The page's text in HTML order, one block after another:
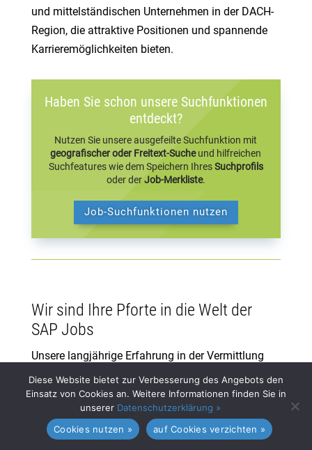
und mittelständischen Unternehmen in der DACH-
Region, die attraktive Positionen und spannende
Karrieremöglichkeiten bieten.
Haben Sie schon unsere Suchfunktionen
entdeckt?
Nutzen Sie unsere ausgefeilte Suchfunktion mit
geografischer oder Freitext-Sucheund hilfreichen
Suchfeatures wie dem Speichern IhresSuchprofils
oder derJob-Merkliste.
Job-Suchfunktionen nutzen
Wir sind Ihre Pforte in die Welt der
SAP Jobs
Unsere langjährige Erfahrung in der Vermittlung
von SAP Jobs zeichnet uns als
vertrauenswürdigen Wegbegleiter aus. Wir
verstehen, dass SAP Jobs nicht einfach nur Stellen
sind – sie sind der Schlüssel zu spannenden
Diese Website bietet zur Verbesserung des Angebots den
Einsatz von Cookies an. Weitere Informationen finden Sie in
unserer Datenschutzerklärung »
Cookies nutzen »
auf Cookies verzichten »